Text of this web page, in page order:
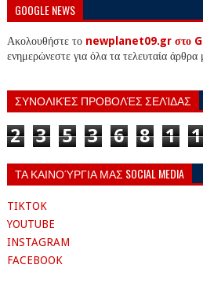
GOOGLE NEWS
Ακολουθήστε το newplanet09.gr στο
ενημερώνεστε για όλα τα τελευταία άρθρα
ΣΥΝΟΛΙΚΈΣ ΠΡΟΒΟΛΈΣ ΣΕΛΊΔΑΣ
2 3 5 3 6 8 1 1
ΤΑ ΚΑΙΝΟΎΡΓΙΑ ΜΑΣ SOCIAL MEDIA
TIKTOK
YOUTUBE
INSTAGRAM
FACEBOOK